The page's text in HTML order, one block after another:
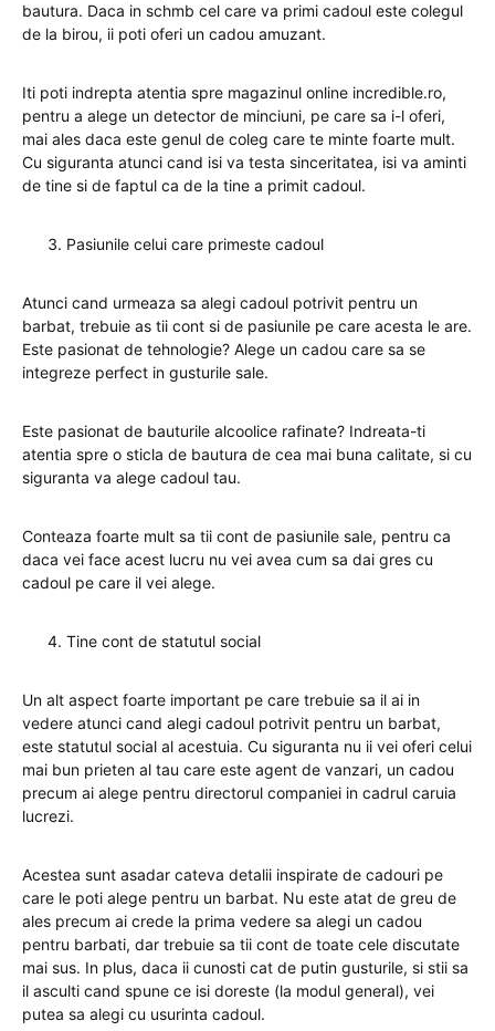
bautura. Daca in schmb cel care va primi cadoul este colegul
de la birou, ii poti oferi un cadou amuzant.
Iti poti indrepta atentia spre magazinul online incredible.ro,
pentru a alege un detector de minciuni, pe care sa i-l oferi,
mai ales daca este genul de coleg care te minte foarte mult.
Cu siguranta atunci cand isi va testa sinceritatea, isi va aminti
de tine si de faptul ca de la tine a primit cadoul.
Pasiunile celui care primeste cadoul
Atunci cand urmeaza sa alegi cadoul potrivit pentru un
barbat, trebuie as tii cont si de pasiunile pe care acesta le are.
Este pasionat de tehnologie? Alege un cadou care sa se
integreze perfect in gusturile sale.
Este pasionat de bauturile alcoolice rafinate? Indreata-ti
atentia spre o sticla de bautura de cea mai buna calitate, si cu
siguranta va alege cadoul tau.
Conteaza foarte mult sa tii cont de pasiunile sale, pentru ca
daca vei face acest lucru nu vei avea cum sa dai gres cu
cadoul pe care il vei alege.
Tine cont de statutul social
Un alt aspect foarte important pe care trebuie sa il ai in
vedere atunci cand alegi cadoul potrivit pentru un barbat,
este statutul social al acestuia. Cu siguranta nu ii vei oferi celui
mai bun prieten al tau care este agent de vanzari, un cadou
precum ai alege pentru directorul companiei in cadrul caruia
lucrezi.
Acestea sunt asadar cateva detalii inspirate de cadouri pe
care le poti alege pentru un barbat. Nu este atat de greu de
ales precum ai crede la prima vedere sa alegi un cadou
pentru barbati, dar trebuie sa tii cont de toate cele discutate
mai sus. In plus, daca ii cunosti cat de putin gusturile, si stii sa
il asculti cand spune ce isi doreste (la modul general), vei
putea sa alegi cu usurinta cadoul.